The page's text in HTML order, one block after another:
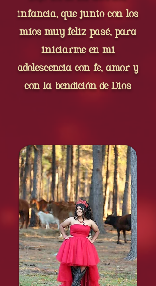
infancia, que junto con los
míos muy feliz pasé, para
iniciarme en mi
adolescencia con fe, amor y
con la bendición de Dios